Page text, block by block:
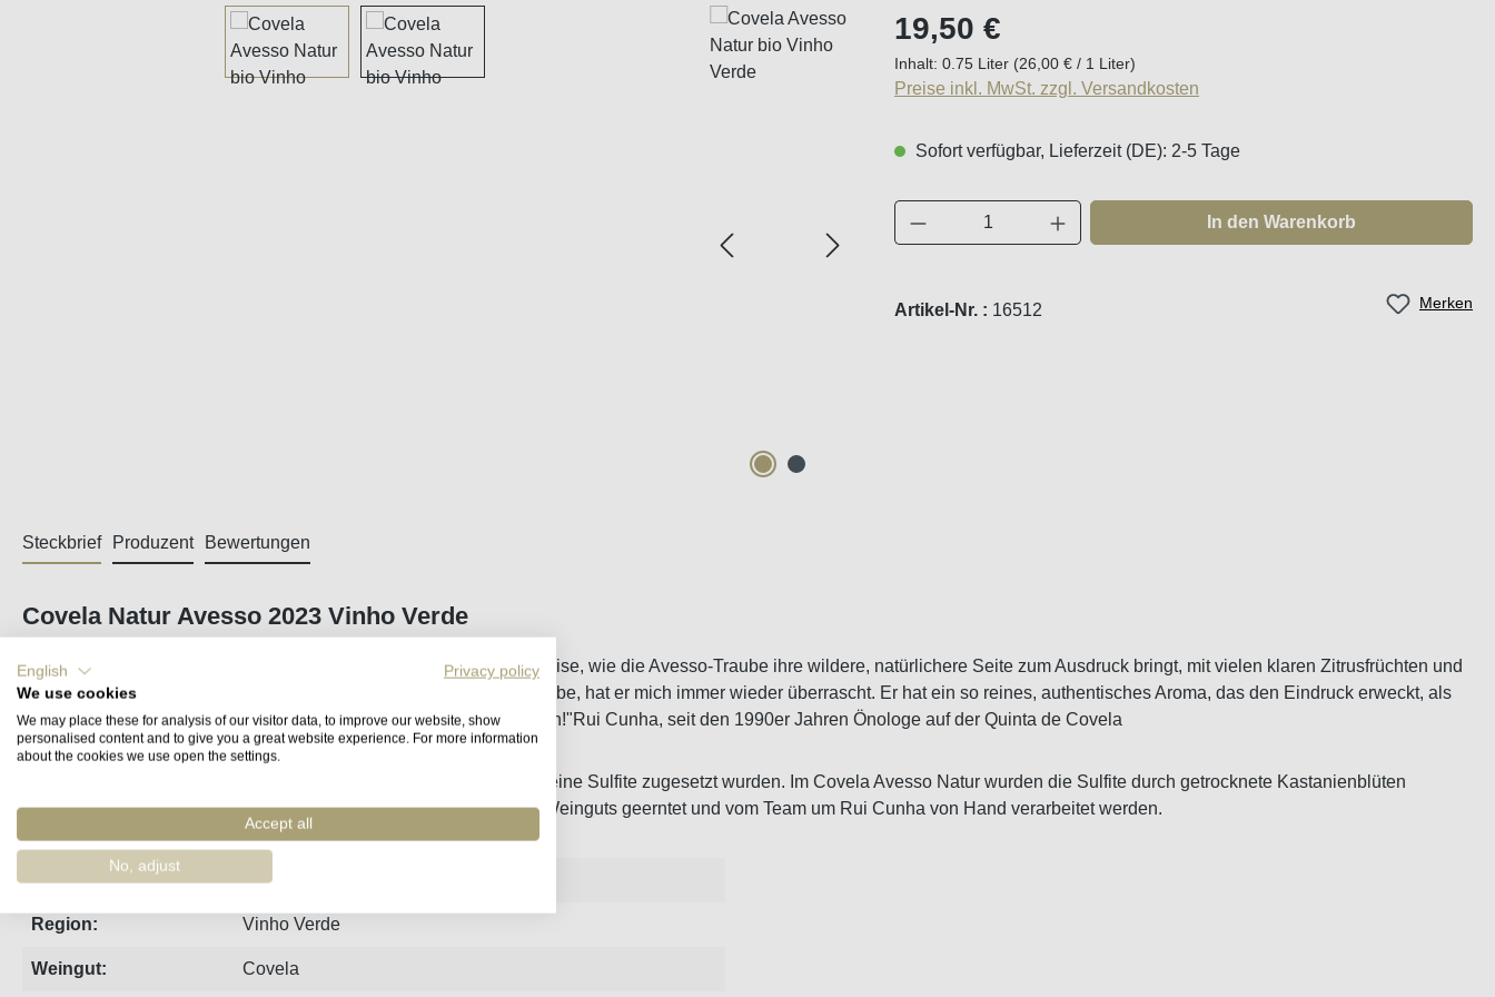
Bildergalerie überspringen Regulärer Preis:
19,50 €
Inhalt: 0.75 Liter (26,00 € / 1 Liter)
Preise inkl. MwSt. zzgl. Versandkosten
Sofort verfügbar, Lieferzeit (DE): 2-5 Tage
Produkt Anzahl: Gib den gewünschten Wert ein
In den Warenkorb
Merken
Artikel-Nr. : 16512
Steckbrief Produzent Bewertungen
Covela Natur Avesso 2023 Vinho Verde
"Was mich an diesem Wein am meisten fasziniert, ist die Art und Weise, wie die Avesso-Traube ihre wildere, natürlichere Seite zum Ausdruck bringt, mit vielen klaren Zitrusfrüchten und
weißen Blüten. Als ich diesen Wein im Laufe der Monate probiert habe, hat er mich immer wieder überrascht. Er hat ein so reines, authentisches Aroma, das den Eindruck erweckt, als
sei er gerade mit der Gärung fertig geworden - so lebendig und frisch!"Rui Cunha, seit den 1990er Jahren Önologe auf der Quinta de Covela
Der erste biozertifitzierte Avesso der Quinta de Covela, dem auch keine Sulfite zugesetzt wurden. Im Covela Avesso Natur wurden die Sulfite durch getrocknete Kastanienblüten
(Castanea sativa Mill.) ersetzt, die von den Kastanienbäumen des Weinguts geerntet und vom Team um Rui Cunha von Hand verarbeitet werden.
Jahrgang: 2023
Region: Vinho Verde
Weingut: Covela
English
Privacy policy
We use cookies
We may place these for analysis of our visitor data, to improve our website, show
personalised content and to give you a great website experience. For more information
about the cookies we use open the settings.
Accept all
No, adjust